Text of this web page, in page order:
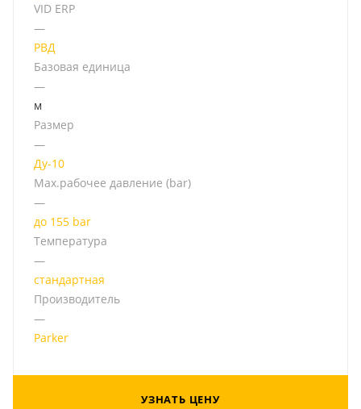
VID ERP
—
РВД
Базовая единица
—
м
Размер
—
Ду-10
Мах.рабочее давление (bar)
—
до 155 bar
Температура
—
стандартная
Производитель
—
Parker
УЗНАТЬ ЦЕНУ